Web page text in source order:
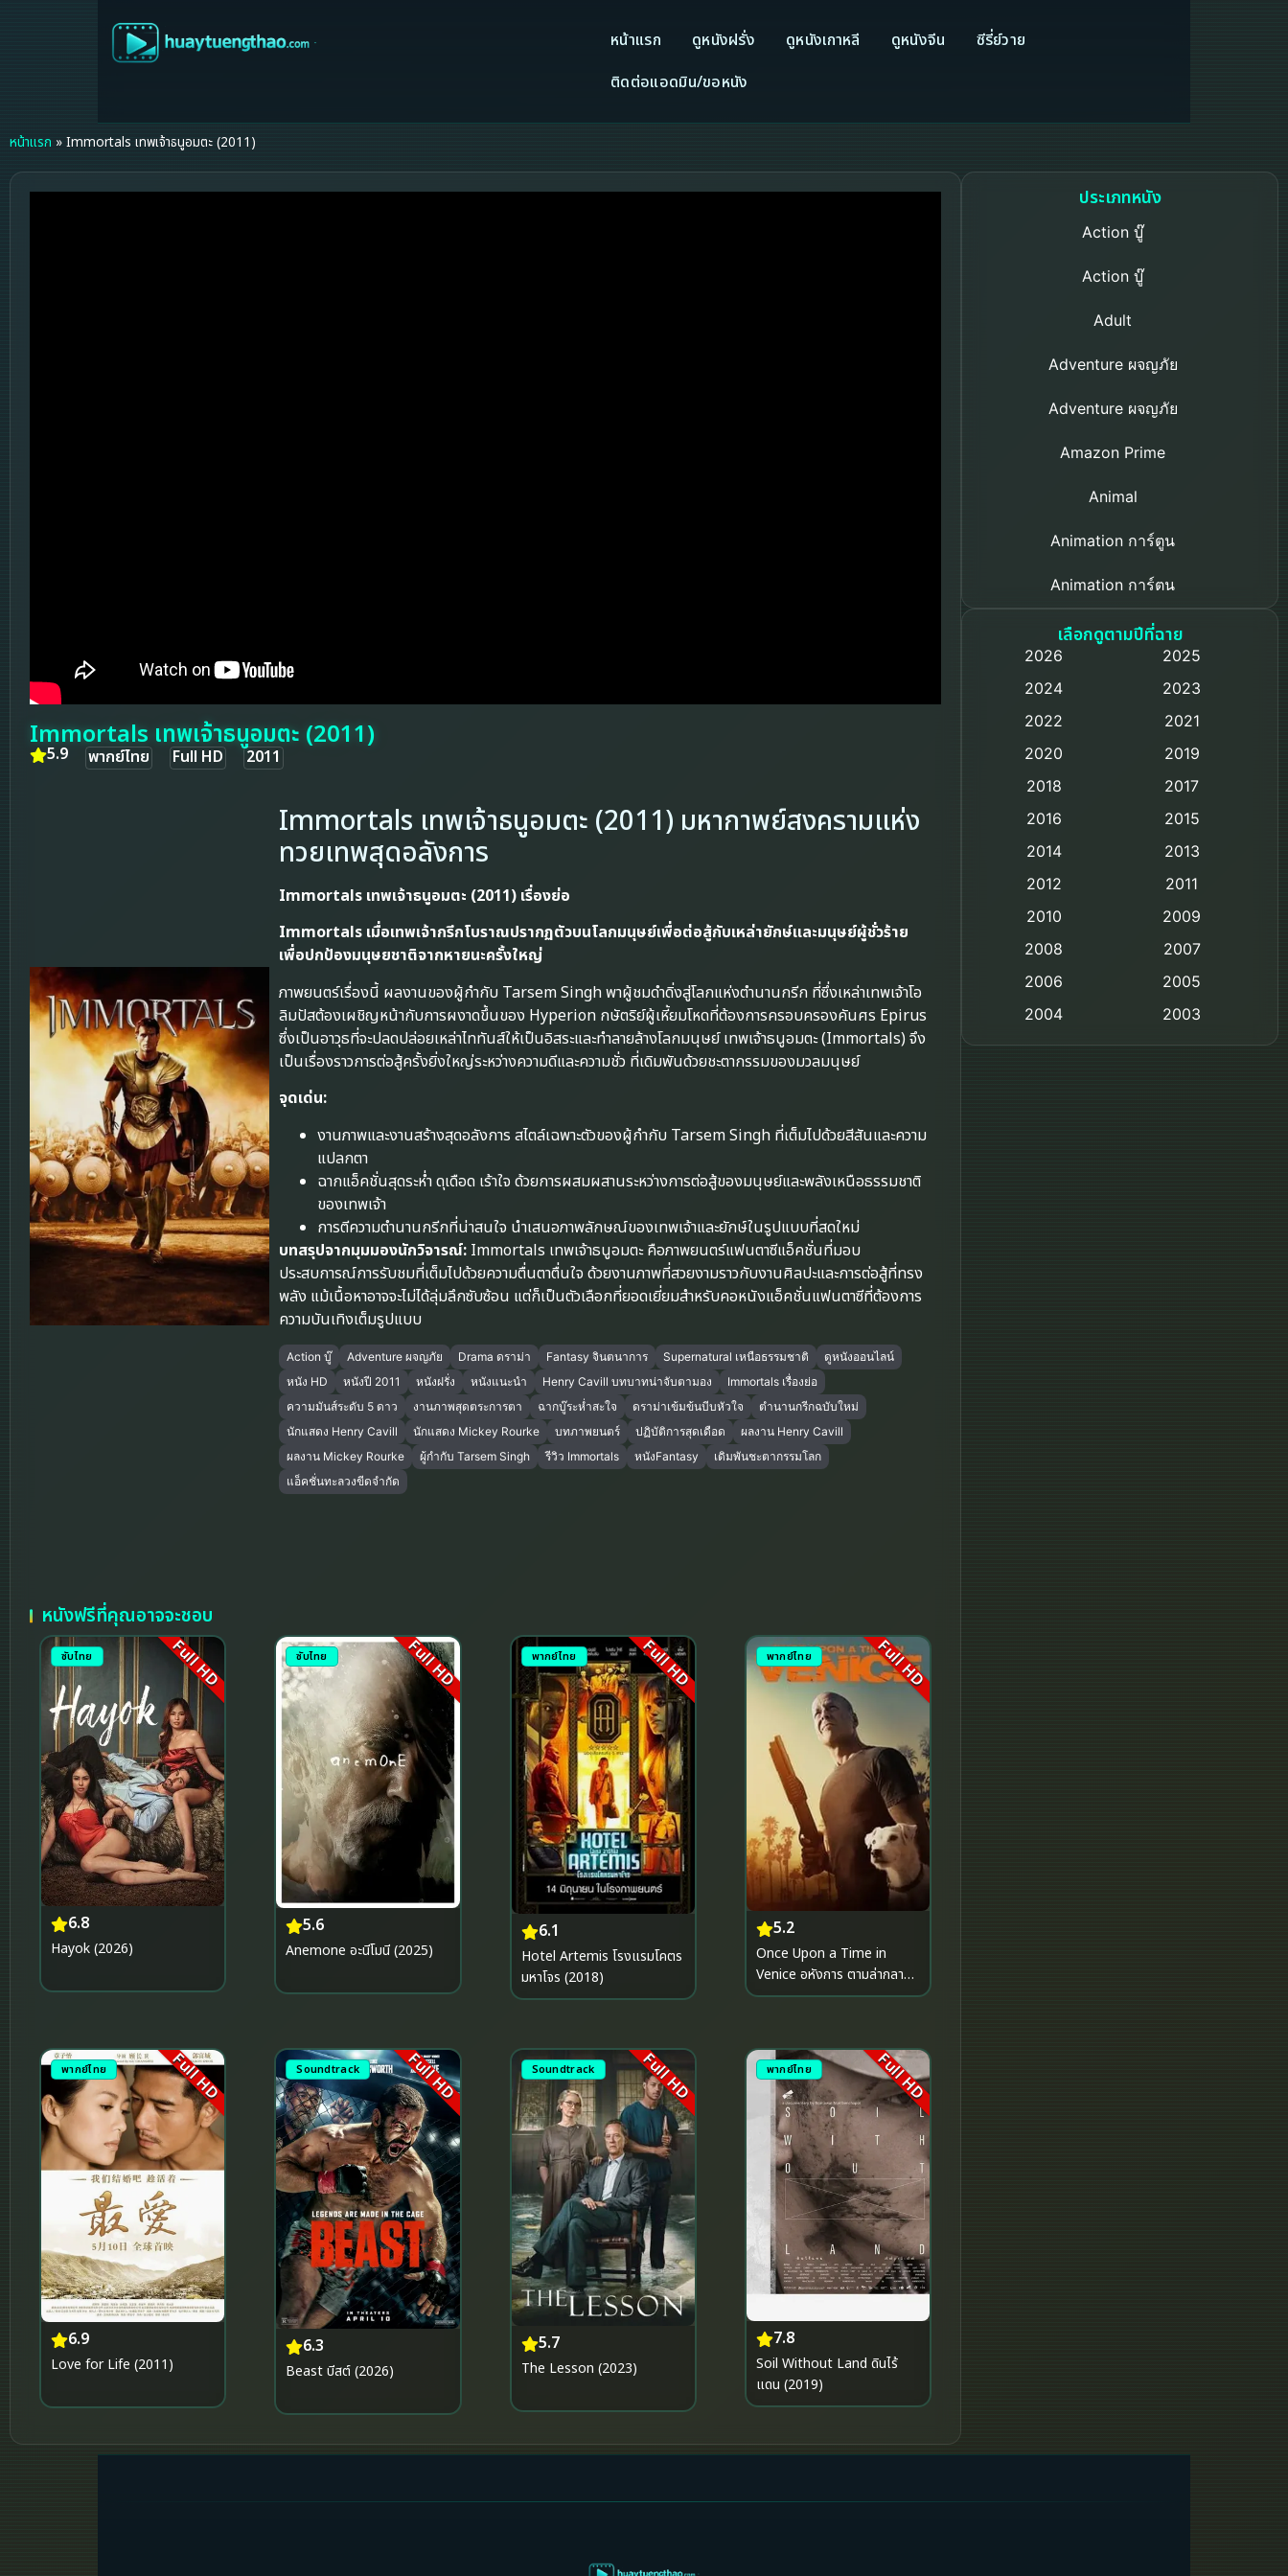
หน้าแรก ดูหนังฝรั่ง ดูหนังเกาหลี ดูหนังจีน
ซีรี่ย์วาย
ติดต่อแอดมิน/ขอหนัง
หน้าแรก » Immortals เทพเจ้าธนูอมตะ (2011)
Immortals เทพเจ้าธนูอมตะ (2011)
5.9 พากย์ไทย Full HD 2011
Immortals เทพเจ้าธนูอมตะ (2011) มหากาพย์สงครามแห่ง
ทวยเทพสุดอลังการ
Immortals เทพเจ้าธนูอมตะ (2011) เรื่องย่อ
Immortals เมื่อเทพเจ้ากรีกโบราณปรากฏตัวบนโลกมนุษย์เพื่อต่อสู้กับเหล่ายักษ์และมนุษย์ผู้ชั่วร้าย
เพื่อปกป้องมนุษยชาติจากหายนะครั้งใหญ่
ภาพยนตร์เรื่องนี้ ผลงานของผู้กำกับ Tarsem Singh พาผู้ชมดำดิ่งสู่โลกแห่งตำนานกรีก ที่ซึ่งเหล่าเทพเจ้าโอ
ลิมปัสต้องเผชิญหน้ากับการผงาดขึ้นของ Hyperion กษัตริย์ผู้เหี้ยมโหดที่ต้องการครอบครองคันศร Epirus
ซึ่งเป็นอาวุธที่จะปลดปล่อยเหล่าไททันส์ให้เป็นอิสระและทำลายล้างโลกมนุษย์ เทพเจ้าธนูอมตะ (Immortals) จึง
เป็นเรื่องราวการต่อสู้ครั้งยิ่งใหญ่ระหว่างความดีและความชั่ว ที่เดิมพันด้วยชะตากรรมของมวลมนุษย์
จุดเด่น:
งานภาพและงานสร้างสุดอลังการ สไตล์เฉพาะตัวของผู้กำกับ Tarsem Singh ที่เต็มไปด้วยสีสันและความ
แปลกตา
ฉากแอ็คชั่นสุดระห่ำ ดุเดือด เร้าใจ ด้วยการผสมผสานระหว่างการต่อสู้ของมนุษย์และพลังเหนือธรรมชาติ
ของเทพเจ้า
การตีความตำนานกรีกที่น่าสนใจ นำเสนอภาพลักษณ์ของเทพเจ้าและยักษ์ในรูปแบบที่สดใหม่
บทสรุปจากมุมมองนักวิจารณ์: Immortals เทพเจ้าธนูอมตะ คือภาพยนตร์แฟนตาซีแอ็คชั่นที่มอบ
ประสบการณ์การรับชมที่เต็มไปด้วยความตื่นตาตื่นใจ ด้วยงานภาพที่สวยงามราวกับงานศิลปะและการต่อสู้ที่ทรง
พลัง แม้เนื้อหาอาจจะไม่ได้ลุ่มลึกซับซ้อน แต่ก็เป็นตัวเลือกที่ยอดเยี่ยมสำหรับคอหนังแอ็คชั่นแฟนตาซีที่ต้องการ
ความบันเทิงเต็มรูปแบบ
Action บู๊ Adventure ผจญภัย Drama ดราม่า Fantasy จินตนาการ Supernatural เหนือธรรมชาติ
ดูหนังออนไลน์
หนัง HD
หนังปี 2011 หนังฝรั่ง หนังแนะนำ Henry Cavill บทบาทน่าจับตามอง
Immortals เรื่องย่อ
ความมันส์ระดับ 5 ดาว
งานภาพสุดตระการตา ฉากบู๊ระห่ำสะใจ ดราม่าเข้มข้นบีบหัวใจ
ตำนานกรีกฉบับใหม่
นักแสดง Henry Cavill
นักแสดง Mickey Rourke บทภาพยนตร์ ปฏิบัติการสุดเดือด
ผลงาน Henry Cavill
ผลงาน Mickey Rourke
ผู้กำกับ Tarsem Singh รีวิว Immortals หนังFantasy
เดิมพันชะตากรรมโลก
แอ็คชั่นทะลวงขีดจำกัด
หนังฟรีที่คุณอาจจะชอบ
ซับไทย Full HD
6.8
Hayok (2026)
ซับไทย Full HD
5.6
Anemone อะนีโมนี (2025)
พากย์ไทย Full HD
6.1
Hotel Artemis โรงแรมโคตร
มหาโจร (2018)
พากย์ไทย Full HD
5.2
Once Upon a Time in
Venice อหังการ ตามล่ากลาง
กรุงเวนิส (2017)
พากย์ไทย Full HD
6.9
Love for Life (2011)
Soundtrack Full HD
6.3
Beast บีสต์ (2026)
Soundtrack Full HD
5.7
The Lesson (2023)
พากย์ไทย Full HD
7.8
Soil Without Land ดินไร้
แดน (2019)
ประเภทหนัง
Action บู๊
Action บู๊
Adult
Adventure ผจญภัย
Adventure ผจญภัย
Amazon Prime
Animal
Animation การ์ตูน
Animation การ์ตูน
Based on a True Story เรื่องจริง
Biography ชีวิตจริง
Black Comedy
Crime อาชญากรรม
Crime อาชญากรรม
เลือกดูตามปีที่ฉาย
2026
2025
2024
2023
2022
2021
2020
2019
2018
2017
2016
2015
2014
2013
2012
2011
2010
2009
2008
2007
2006
2005
2004
2003
2002
2000